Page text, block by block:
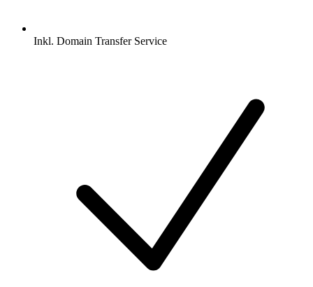
Inkl. Domain Transfer Service